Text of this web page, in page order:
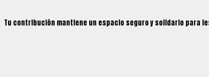
Tu contribución mantiene un espacio seguro y solidario para